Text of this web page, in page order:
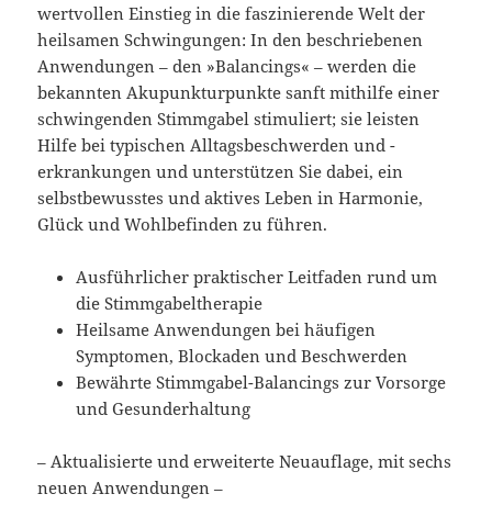
wertvollen Einstieg in die faszinierende Welt der
heilsamen Schwingungen: In den beschriebenen
Anwendungen – den »Balancings« – werden die
bekannten Akupunkturpunkte sanft mithilfe einer
schwingenden Stimmgabel stimuliert; sie leisten
Hilfe bei typischen Alltagsbeschwerden und -
erkrankungen und unterstützen Sie dabei, ein
selbstbewusstes und aktives Leben in Harmonie,
Glück und Wohlbefinden zu führen.
Ausführlicher praktischer Leitfaden rund um
die Stimmgabeltherapie
Heilsame Anwendungen bei häufigen
Symptomen, Blockaden und Beschwerden
Bewährte Stimmgabel-Balancings zur Vorsorge
und Gesunderhaltung
– Aktualisierte und erweiterte Neuauflage, mit sechs
neuen Anwendungen –